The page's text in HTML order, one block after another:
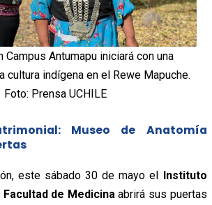
Campus Antumapu iniciará con una
cultura indígena en el Rewe Mapuche.
Foto: Prensa UCHILE
Museo de Anatomía
este sábado 30 de mayo el Instituto
de Medicinaabrirá sus puertas